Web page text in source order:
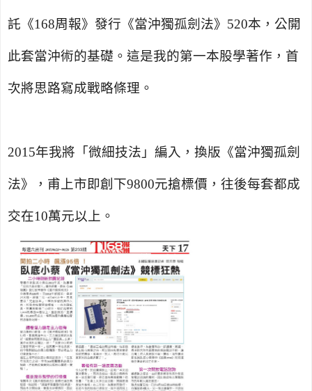
託《168周報》發行 《當沖獨孤劍法》 520本，公開
此套當沖術的基礎。這是我的第一本股學著作，首
次將思路寫成戰略條理。
2015年我將「微細技法」編入，換版《當沖獨孤劍
法》，甫上市即創下9800元搶標價，往後每套都成
交在10萬元以上。